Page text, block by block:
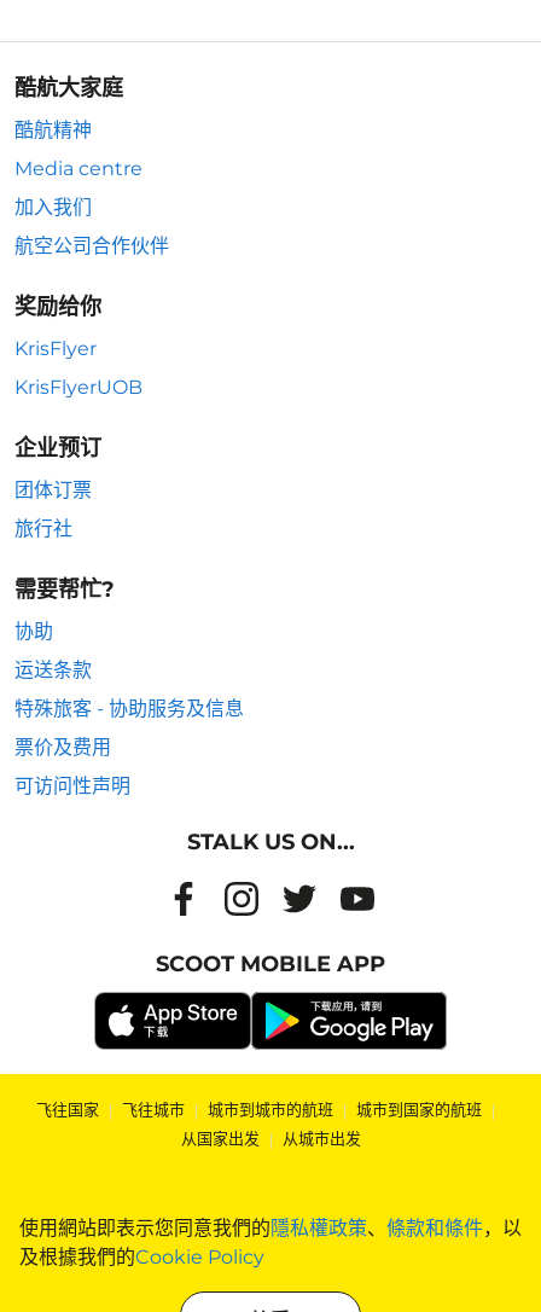
使用網站即表示您同意我們的隱私權政策、 條款和條件，以
及根據我們的Cookie Policy
酷航大家庭
酷航精神
Media centre
加入我们
航空公司合作伙伴
奖励给你
KrisFlyer
KrisFlyerUOB
企业预订
团体订票
旅行社
需要帮忙?
协助
运送条款
特殊旅客 - 协助服务及信息
票价及费用
可访问性声明
STALK US ON...
SCOOT MOBILE APP
飞往国家 | 飞往城市 | 城市到城市的航班 | 城市到国家的航班 |
从国家出发 | 从城市出发